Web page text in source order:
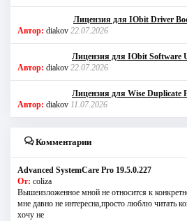
Лицензия для IObit Driver
Автор: diakov 22.07.2026
Лицензия для IObit Software
Автор: diakov 22.07.2026
Лицензия для Wise Duplicate
Автор: diakov 11.07.2026
Комментарии
Advanced SystemCare Pro 19.5.0.227
От: coliza
Вышеизложенное мной не относится к
мне давно не интересна,просто люблю читать
хочу не